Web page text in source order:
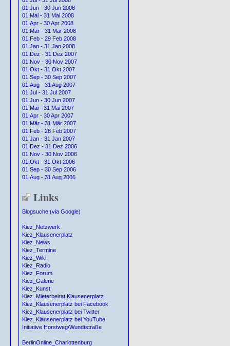
01.Jun - 30 Jun 2008
01.Mai - 31 Mai 2008
01.Apr - 30 Apr 2008
01.Mär - 31 Mär 2008
01.Feb - 29 Feb 2008
01.Jan - 31 Jan 2008
01.Dez - 31 Dez 2007
01.Nov - 30 Nov 2007
01.Okt - 31 Okt 2007
01.Sep - 30 Sep 2007
01.Aug - 31 Aug 2007
01.Jul - 31 Jul 2007
01.Jun - 30 Jun 2007
01.Mai - 31 Mai 2007
01.Apr - 30 Apr 2007
01.Mär - 31 Mär 2007
01.Feb - 28 Feb 2007
01.Jan - 31 Jan 2007
01.Dez - 31 Dez 2006
01.Nov - 30 Nov 2006
01.Okt - 31 Okt 2006
01.Sep - 30 Sep 2006
01.Aug - 31 Aug 2006
Links
Blogsuche (via Google)
Kiez_Netzwerk
Kiez_Klausenerplatz
Kiez_News
Kiez_Termine
Kiez_Wiki
Kiez_Radio
Kiez_Forum
Kiez_Galerie
Kiez_Kunst
Kiez_Mieterbeirat Klausenerplatz
Kiez_Klausenerplatz bei Facebook
Kiez_Klausenerplatz bei Twitter
Kiez_Klausenerplatz bei YouTube
Initiative Horstweg/Wundtstraße
BerlinOnline_Charlottenburg